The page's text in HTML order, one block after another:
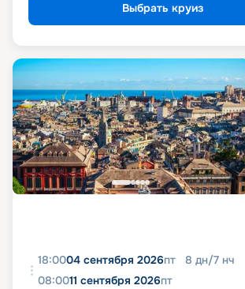
Выбрать круиз
18:0004 сентября 2026пт 8 дн/7 нч
08:0011 сентября 2026пт